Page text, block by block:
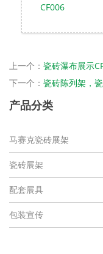
CF006
上一个： 瓷砖瀑布展示
下一个： 瓷砖陈列架，
产品分类
马赛克瓷砖展架
瓷砖展架
配套展具
包装宣传